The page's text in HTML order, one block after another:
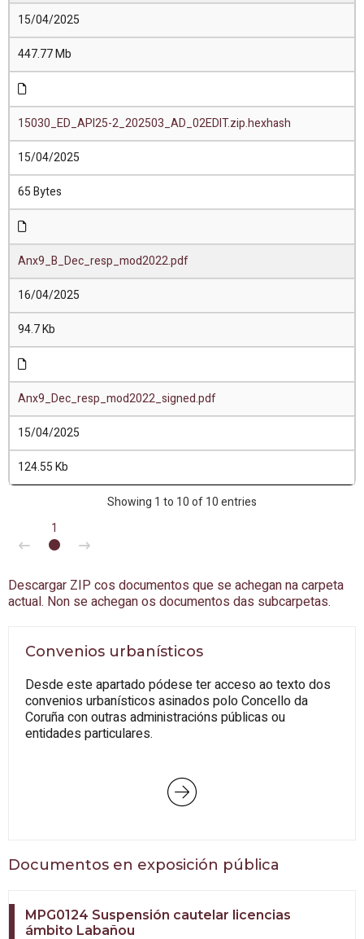
15/04/2025
447.77 Mb
15030_ED_API25-2_202503_AD_02EDIT.zip.hexhash
15/04/2025
65 Bytes
Anx9_B_Dec_resp_mod2022.pdf
16/04/2025
94.7 Kb
Anx9_Dec_resp_mod2022_signed.pdf
15/04/2025
124.55 Kb
Showing 1 to 10 of 10 entries
1
Descargar ZIP cos documentos que se achegan na carpeta
actual. Non se achegan os documentos das subcarpetas.
Convenios urbanísticos
Desde este apartado pódese ter acceso ao texto dos
convenios urbanísticos asinados polo Concello da
Coruña con outras administracións públicas ou
entidades particulares.
Documentos en exposición pública
MPG0124 Suspensión cautelar licencias
ámbito Labañou